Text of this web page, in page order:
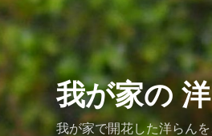
我が家の
我が家で開花した洋らん